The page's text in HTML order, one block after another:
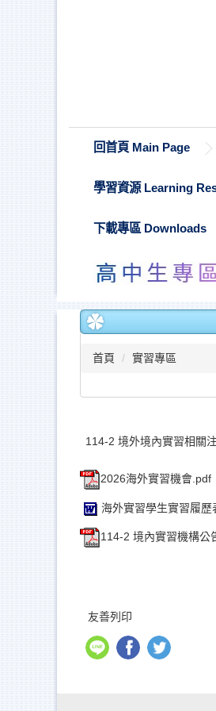
回首頁 Main Page
學習資源 Learning
下載專區 Downloads
首頁 實習專區
114-2 境外境內實習相關
2026海外實習機會.pdf
海外實習學生實習履
114-2 境內實習機構公
友善列印